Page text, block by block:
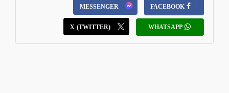
FACEBOOK
MESSENGER
WHATSAPP
X (TWITTER)